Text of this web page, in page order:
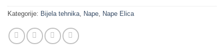
Kategorije: Bijela tehnika, Nape, Nape Elica